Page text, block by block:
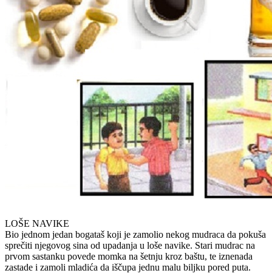
LOŠE NAVIKE
Bio jednom jedan bogataš koji je zamolio nekog mudraca da pokuša
sprečiti njegovog sina od upadanja u loše navike. Stari mudrac na
prvom sastanku povede momka na šetnju kroz baštu, te iznenada
zastade i zamoli mladića da iščupa jednu malu biljku pored puta.